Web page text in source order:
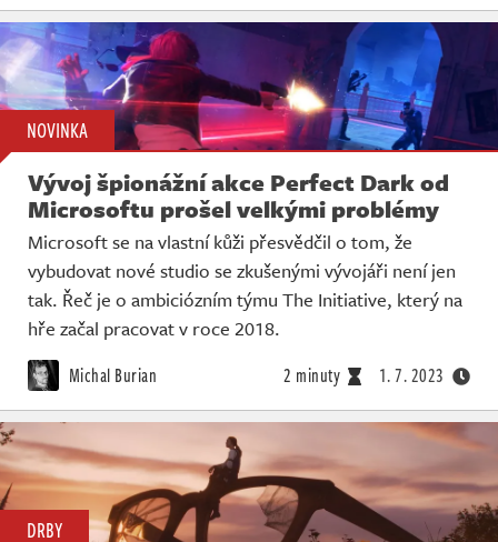
NOVINKA
Vývoj špionážní akce Perfect Dark od
Microsoftu prošel velkými problémy
Microsoft se na vlastní kůži přesvědčil o tom, že
vybudovat nové studio se zkušenými vývojáři není jen
tak. Řeč je o ambiciózním týmu The Initiative, který na
hře začal pracovat v roce 2018.
Michal Burian 2 minuty 1. 7. 2023
DRBY